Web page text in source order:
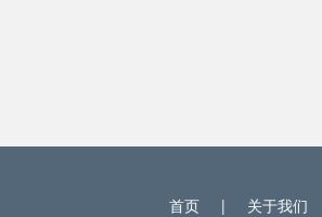
首页 | 关于我们